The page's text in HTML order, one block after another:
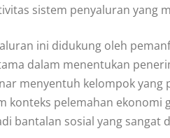
sistem penyaluran yang
ini didukung oleh
dalam menentukan
menyentuh kelompok
konteks pelemahan
bantalan sosial yang